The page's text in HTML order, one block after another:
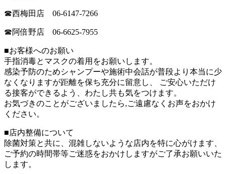
☎︎西梅田店 06-6147-7266
☎︎阿倍野店 06-6625-7955
■お客様へのお願い
手指消毒とマスクの着用をお願いします。
感染予防のためシャンプーや施術中会話が普段より本当に少
なくなりますが距離を保ち充分に留意し、 ご安心いただけ
る接客ができるよう、わたし共も気をつけます。
お気づきのことがございましたら,ご遠慮なくお声をおかけ
ください。
■店内整備について
除菌対策と共に、混雑しないような店内を特に心がけます、
ご予約の時間帯等ご迷惑をおかけしますがご了承お願いいた
します。